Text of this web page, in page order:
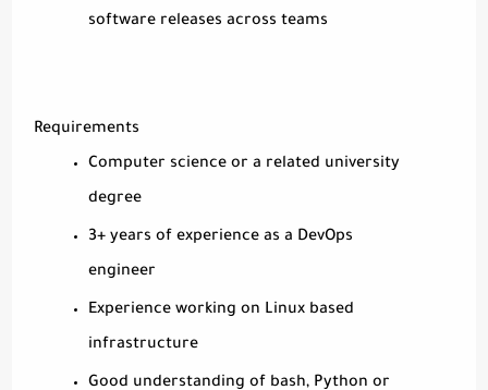
software releases across teams
Requirements
Computer science or a related university
degree
3+ years of experience as a DevOps
engineer
Experience working on Linux based
infrastructure
Good understanding of bash, Python or